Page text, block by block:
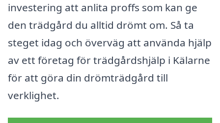
investering att anlita proffs som kan ge
den trädgård du alltid drömt om. Så ta
steget idag och överväg att använda hjälp
av ett företag för trädgårdshjälp i Kälarne
för att göra din drömträdgård till
verklighet.